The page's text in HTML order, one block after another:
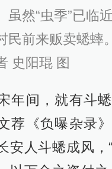
虽然“虫季”已临
民前来贩卖蟋蟀
史阳琨 图
年间，就有斗
荐《负曝杂录
安人斗蟋成风，